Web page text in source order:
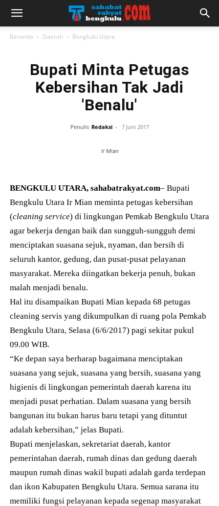
Beranda Daerah Bengkulu Utara
Bupati Minta Petugas
Kebersihan Tak Jadi
'Benalu'
Penulis Redaksi - 7 Juni 2017
Ir Mian
BENGKULU UTARA, sahabatrakyat.com– Bupati
Bengkulu Utara Ir Mian meminta petugas kebersihan
(cleaning service) di lingkungan Pemkab Bengkulu Utara
agar bekerja dengan baik dan sungguh-sungguh demi
menciptakan suasana sejuk, nyaman, dan bersih di
seluruh kantor, gedung, dan pusat-pusat pelayanan
masyarakat. Mereka diingatkan bekerja penuh, bukan
malah menjadi benalu.
Hal itu disampaikan Bupati Mian kepada 68 petugas
cleaning servis yang dikumpulkan di ruang pola Pemkab
Bengkulu Utara, Selasa (6/6/2017) pagi sekitar pukul
09.00 WIB.
“Ke depan saya berharap bagaimana menciptakan
suasana yang sejuk, suasana yang bersih, suasana yang
higienis di lingkungan pemerintah daerah karena itu
menjadi pusat perhatian. Dalam suasana yang bersih
bangunan itu bukan harus baru tetapi yang dituntut
adalah kebersihan,” jelas Bupati.
Bupati menjelaskan, sekretariat daerah, kantor
pemerintahan daerah, rumah dinas dan gedung daerah
maupun rumah dinas wakil bupati adalah garda terdepan
dan ikon Kabupaten Bengkulu Utara. Semua sarana itu
memiliki fungsi pelayanan kepada segenap masyarakat